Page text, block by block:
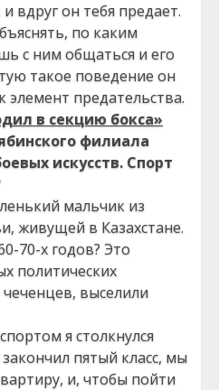
вдруг он тебя предает.
по каким
с ним общаться и его
такое поведение он
элемент предательства.
в секцию бокса»
филиала
искусств. Спорт
мальчик из
живущей в Казахстане.
70-х годов? Это
политических
выселили
я столкнулся
пятый класс, мы
и, чтобы пойти